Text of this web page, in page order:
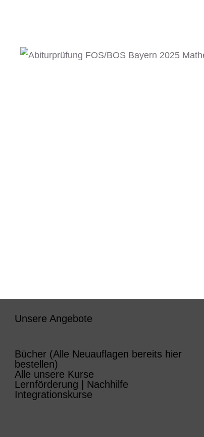
Unsere Angebote
Bücher (Alle Neuauflagen bereits hier
bestellen)
Alle unsere Kurse
Lernförderung | Nachhilfe
Integrationskurse